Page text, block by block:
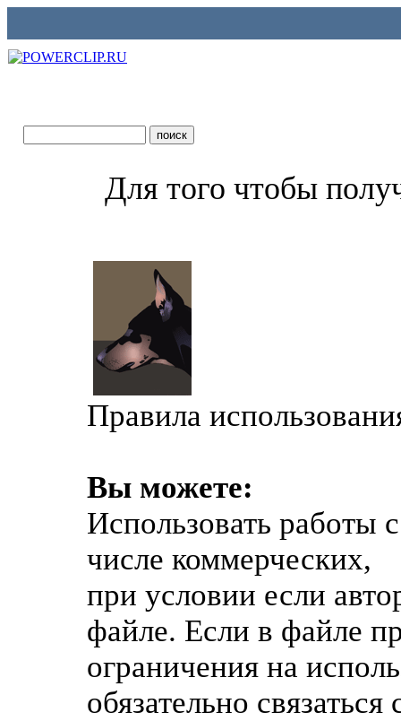
Для того чтобы
Правила
Вы можете:
Использовать работы
числе коммерческих,
при условии если
файле. Если в файле
ограничения на
обязательно